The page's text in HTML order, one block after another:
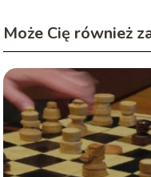
Może Cię również